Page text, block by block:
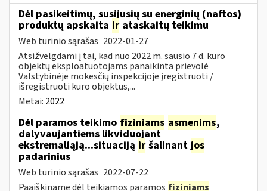
Dėl pasikeitimų, susijusių su energinių (naftos)
produktų apskaita ir ataskaitų teikimu
Web turinio sąrašas 2022-01-27
Atsižvelgdami į tai, kad nuo 2022 m. sausio 7 d. kuro
objektų eksploatuotojams panaikinta prievolė
Valstybinėje mokesčių inspekcijoje įregistruoti /
išregistruoti kuro objektus,...
Metai: 2022
Dėl paramos teikimo fiziniams asmenims,
dalyvaujantiems likviduojant
ekstremaliąją...situaciją ir šalinant jos
padarinius
Web turinio sąrašas 2022-07-22
Paaiškiname dėl teikiamos paramos fiziniams